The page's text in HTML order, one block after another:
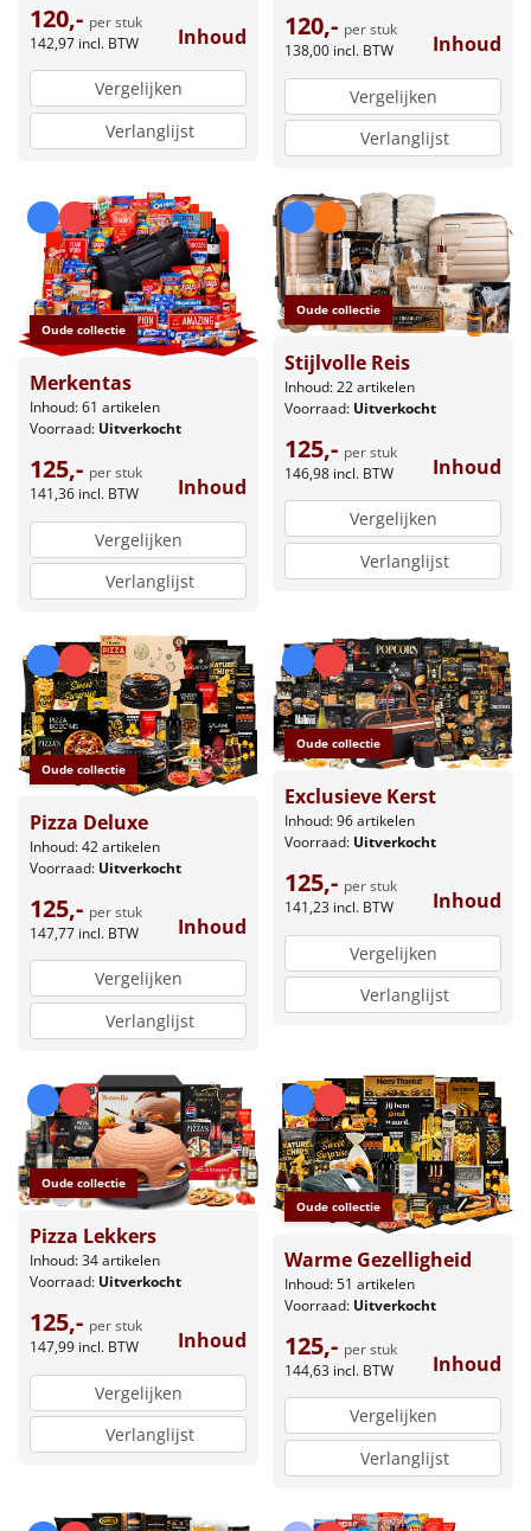
120,- per stuk
142,97 incl. BTW Inhoud
Vergelijken
Verlanglijst
120,- per stuk
138,00 incl. BTW Inhoud
Vergelijken
Verlanglijst
Oude collectie
Merkentas
Inhoud: 61 artikelen
Voorraad: Uitverkocht
125,- per stuk
141,36 incl. BTW Inhoud
Vergelijken
Verlanglijst
Oude collectie
Stijlvolle Reis
Inhoud: 22 artikelen
Voorraad: Uitverkocht
125,- per stuk
146,98 incl. BTW Inhoud
Vergelijken
Verlanglijst
Oude collectie
Pizza Deluxe
Inhoud: 42 artikelen
Voorraad: Uitverkocht
125,- per stuk
147,77 incl. BTW Inhoud
Vergelijken
Verlanglijst
Oude collectie
Exclusieve Kerst
Inhoud: 96 artikelen
Voorraad: Uitverkocht
125,- per stuk
141,23 incl. BTW Inhoud
Vergelijken
Verlanglijst
Oude collectie
Pizza Lekkers
Inhoud: 34 artikelen
Voorraad: Uitverkocht
125,- per stuk
147,99 incl. BTW Inhoud
Vergelijken
Verlanglijst
Oude collectie
Warme Gezelligheid
Inhoud: 51 artikelen
Voorraad: Uitverkocht
125,- per stuk
144,63 incl. BTW Inhoud
Vergelijken
Verlanglijst